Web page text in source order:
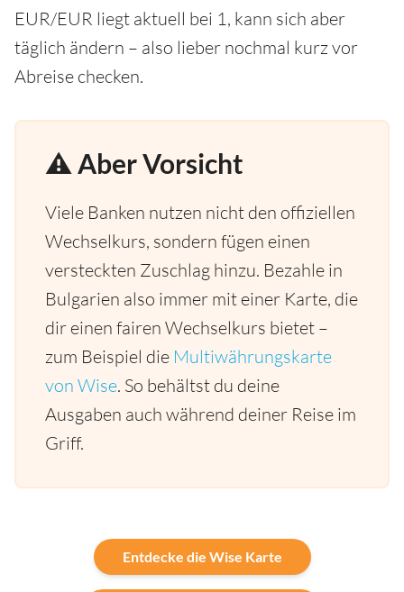
EUR/EUR liegt aktuell bei 1, kann sich aber
täglich ändern – also lieber nochmal kurz vor
Abreise checken.
⚠️ Aber Vorsicht
Viele Banken nutzen nicht den offiziellen
Wechselkurs, sondern fügen einen
versteckten Zuschlag hinzu. Bezahle in
Bulgarien also immer mit einer Karte, die
dir einen fairen Wechselkurs bietet –
zum Beispiel die Multiwährungskarte
von Wise. So behältst du deine
Ausgaben auch während deiner Reise im
Griff.
Entdecke die Wise Karte